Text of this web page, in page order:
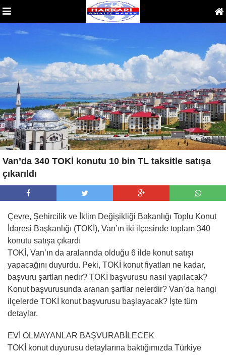
Van’da 340 TOKİ konutu 10 bin TL taksitle satışa
çıkarıldı
Çevre, Şehircilik ve İklim Değişikliği Bakanlığı Toplu Konut
İdaresi Başkanlığı (TOKİ), Van’ın iki ilçesinde toplam 340
konutu satışa çıkardı
TOKİ, Van’ın da aralarında olduğu 6 ilde konut satışı
yapacağını duyurdu. Peki, TOKİ konut fiyatları ne kadar,
başvuru şartları nedir? TOKİ başvurusu nasıl yapılacak?
Konut başvurusunda aranan şartlar nelerdir? Van’da hangi
ilçelerde TOKİ konut başvurusu başlayacak? İşte tüm
detaylar.
EVİ OLMAYANLAR BAŞVURABİLECEK
TOKİ konut duyurusu detaylarına baktığımızda Türkiye